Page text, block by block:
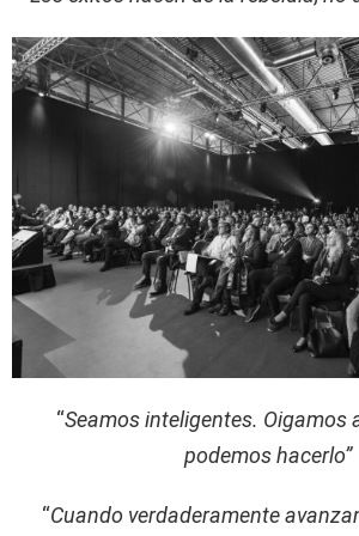
“Seamos inteligentes. Oigamos
podemos hacerlo”
“Cuando verdaderamente